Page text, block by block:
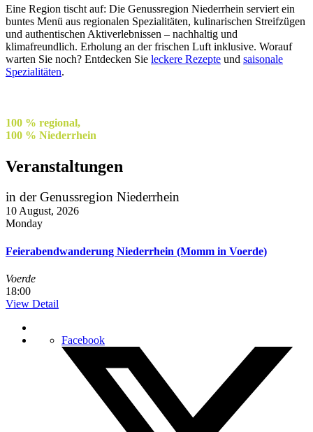
Eine Region tischt auf: Die Genussregion Niederrhein serviert ein
buntes Menü aus regionalen Spezialitäten, kulinarischen Streifzügen
und authentischen Aktiverlebnissen – nachhaltig und
klimafreundlich. Erholung an der frischen Luft inklusive. Worauf
warten Sie noch? Entdecken Sie leckere Rezepte und saisonale
Spezialitäten.
100 % regional,
100 % Niederrhein
Veranstaltungen
in der Genussregion Niederrhein
10August, 2026
Monday
Feierabendwanderung Niederrhein (Momm in Voerde)
Voerde
18:00
View Detail
Facebook